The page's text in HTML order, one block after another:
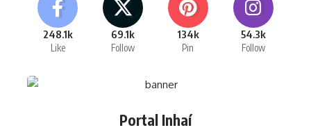
248.1k
Like
69.1k
Follow
134k
Pin
54.3k
Follow
Portal Inhaí